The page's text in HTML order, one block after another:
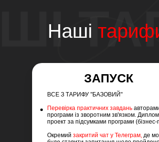
Нашi
ЗАПУСК
ВСЕ З ТАРИФУ "БАЗОВИЙ"
Перевірка практичних завдань
програми із зворотним зв'язком.
проект за підсумками програми
Окремий закритий чат у Телеграм, де